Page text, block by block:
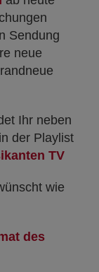
Sendung
neue
Ihr neben
der Playlist
TV
wie
des